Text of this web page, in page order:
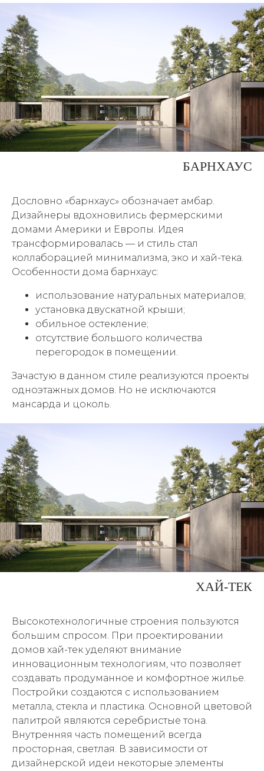
БАРНХАУС
Дословно «барнхаус» обозначает амбар.
Дизайнеры вдохновились фермерскими
домами Америки и Европы. Идея
трансформировалась — и стиль стал
коллаборацией минимализма, эко и хай-тека.
Особенности дома барнхаус:
использование натуральных материалов;
установка двускатной крыши;
обильное остекление;
отсутствие большого количества
перегородок в помещении.
Зачастую в данном стиле реализуются проекты
одноэтажных домов. Но не исключаются
мансарда и цоколь.
ХАЙ-ТЕК
Высокотехнологичные строения пользуются
большим спросом. При проектировании
домов хай-тек уделяют внимание
инновационным технологиям, что позволяет
создавать продуманное и комфортное жилье.
Постройки создаются с использованием
металла, стекла и пластика. Основной цветовой
палитрой являются серебристые тона.
Внутренняя часть помещений всегда
просторная, светлая. В зависимости от
дизайнерской идеи некоторые элементы